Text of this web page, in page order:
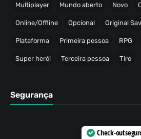
Multiplayer Mundo aberto Novo
Online/Offline Opcional Original
Plataforma Primeira pessoa RPG
Super herói Terceira pessoa Tiro
Segurança
Check-out